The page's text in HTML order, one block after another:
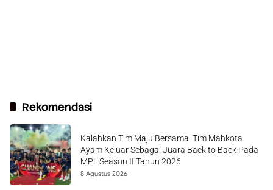
Rekomendasi
Kalahkan Tim Maju Bersama, Tim Mahkota
Ayam Keluar Sebagai Juara Back to Back Pada
MPL Season II Tahun 2026
8 Agustus 2026